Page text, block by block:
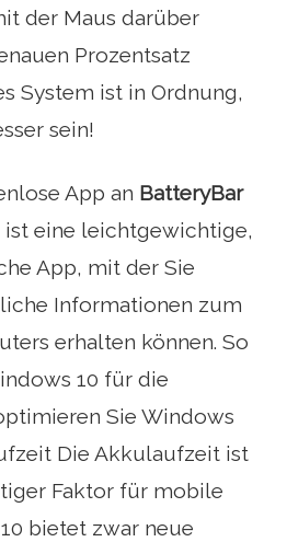
der Maus darüber
Prozentsatz
System ist in Ordnung,
sein!
App an BatteryBar
ist eine leichtgewichtige,
App, mit der Sie
Informationen zum
erhalten können. So
10 für die
Sie Windows
Die Akkulaufzeit ist
Faktor für mobile
bietet zwar neue